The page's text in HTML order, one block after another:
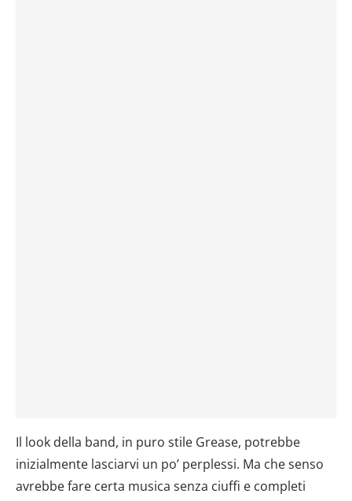
Il look della band, in puro stile Grease, potrebbe
inizialmente lasciarvi un po’ perplessi. Ma che senso
avrebbe fare certa musica senza ciuffi e completi